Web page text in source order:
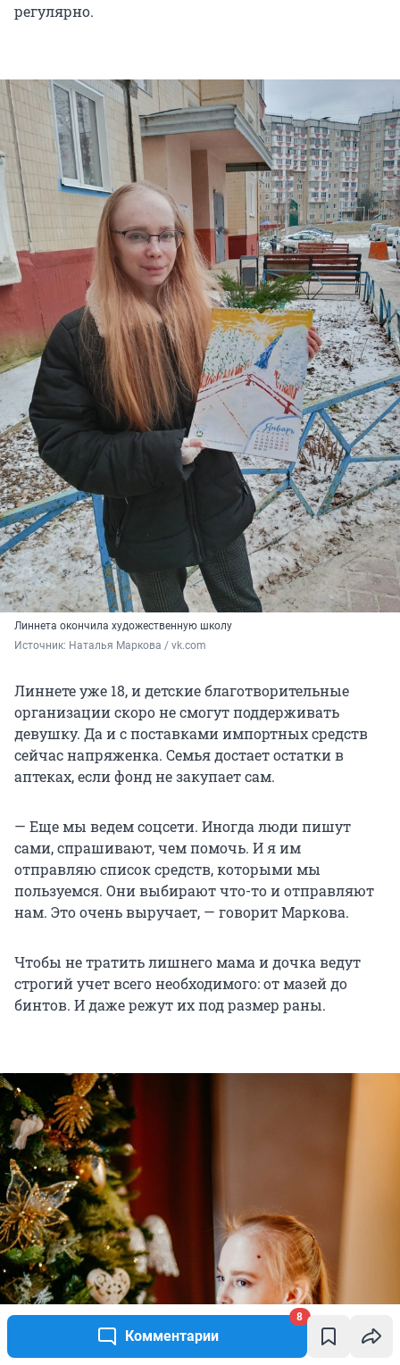
Комментарии
8
регулярно.
Линнета окончила художественную школу
Источник: Наталья Маркова / vk.com
Линнете уже 18, и детские благотворительные
организации скоро не смогут поддерживать
девушку. Да и с поставками импортных средств
сейчас напряженка. Семья достает остатки в
аптеках, если фонд не закупает сам.
— Еще мы ведем соцсети. Иногда люди пишут
сами, спрашивают, чем помочь. И я им
отправляю список средств, которыми мы
пользуемся. Они выбирают что-то и отправляют
нам. Это очень выручает, — говорит Маркова.
Чтобы не тратить лишнего мама и дочка ведут
строгий учет всего необходимого: от мазей до
бинтов. И даже режут их под размер раны.